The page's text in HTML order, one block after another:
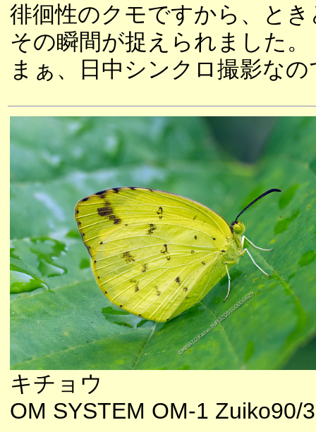
徘徊性のクモですから、と
その瞬間が捉えられました。
まぁ、日中シンクロ撮影な
キチョウ
OM SYSTEM OM-1 Zuiko90/